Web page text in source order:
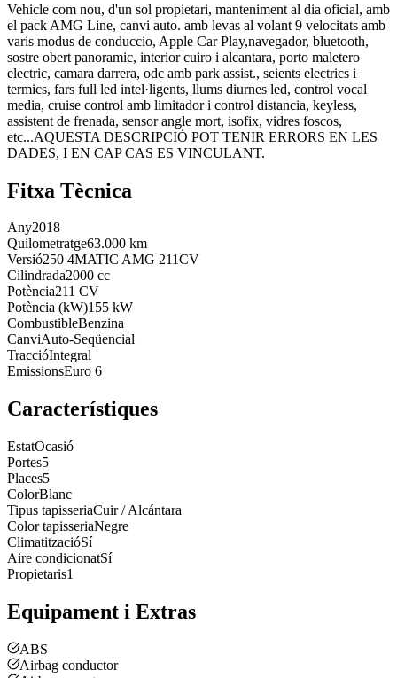
Vehicle com nou, d'un sol propietari, manteniment al dia oficial, amb
el pack AMG Line, canvi auto. amb levas al volant 9 velocitats amb
varis modus de conduccio, Apple Car Play,navegador, bluetooth,
sostre obert panoramic, interior cuiro i alcantara, porto maletero
electric, camara darrera, odc amb park assist., seients electrics i
termics, fars full led intel·ligents, llums diurnes led, control vocal
media, cruise control amb limitador i control distancia, keyless,
assistent de frenada, sensor angle mort, isofix, vidres foscos,
etc...AQUESTA DESCRIPCIÓ POT TENIR ERRORS EN LES
DADES, I EN CAP CAS ES VINCULANT.
Fitxa Tècnica
Any2018
Quilometratge63.000 km
Versió250 4MATIC AMG 211CV
Cilindrada2000 cc
Potència211 CV
Potència (kW)155 kW
CombustibleBenzina
CanviAuto-Seqüencial
TraccióIntegral
EmissionsEuro 6
Característiques
EstatOcasió
Portes5
Places5
ColorBlanc
Tipus tapisseriaCuir / Alcántara
Color tapisseriaNegre
ClimatitzacióSí
Aire condicionatSí
Propietaris1
Equipament i Extras
ABS
Airbag conductor